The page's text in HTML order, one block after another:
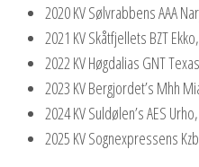
2020 KV Sølvrabbens AAA
2021 KV Skåtfjellets BZT
2022 KV Høgdalias GNT
2023 KV Bergjordet’s Mhh
2024 KV Suldølen’s AES
2025 KV Sognexpressens